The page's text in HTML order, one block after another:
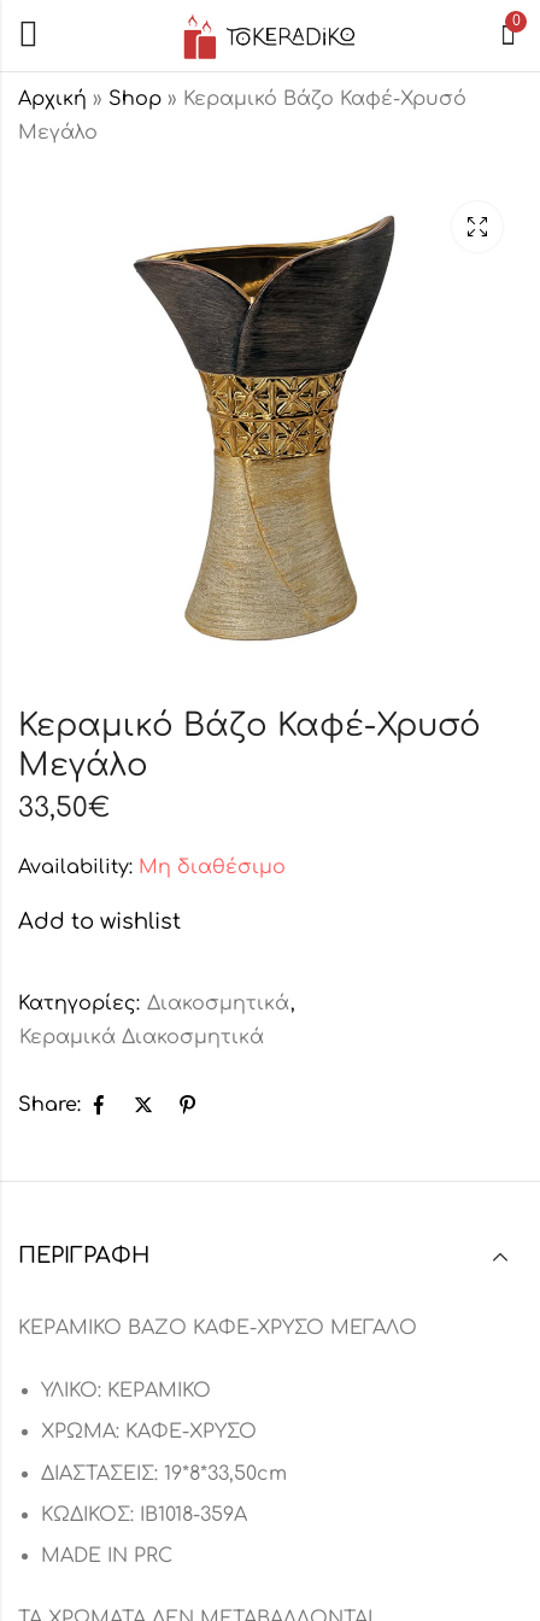
0
Αρχική » Shop » Κεραμικό Βάζο Καφέ-Χρυσό
Μεγάλο
Καφέ-Χρυσό
26,00 €
Πιατέλα Καφέ-
Χρυσό
27,50€
Κεραμικό Βάζο Καφέ-Χρυσό
Μεγάλο
33,50€
Availability: Μη διαθέσιμο
Add to wishlist
Κατηγορίες: Διακοσμητικά,
Κεραμικά Διακοσμητικά
Share:
ΠΕΡΙΓΡΑΦΉ
ΚΕΡΑΜΙΚΟ ΒΑΖΟ ΚΑΦΕ-ΧΡΥΣΟ ΜΕΓΑΛΟ
ΥΛΙΚΟ: ΚΕΡΑΜΙΚΟ
ΧΡΩΜΑ: ΚΑΦΕ-ΧΡΥΣΟ
ΔΙΑΣΤΑΣΕΙΣ: 19*8*33,50cm
ΚΩΔΙΚΟΣ: ΙΒ1018-359Α
MADE IN PRC